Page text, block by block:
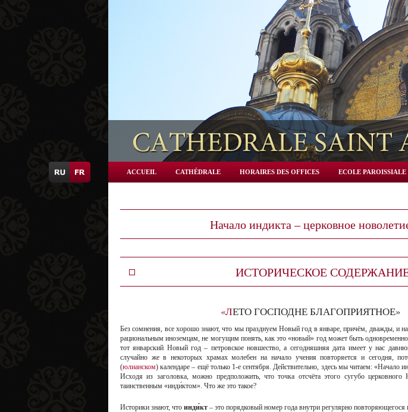
ACCUEIL CATHÉDRALE HORAIRES DES OFFICES ECOLE PAROISSIALE
Начало индикта – церковное
ИСТОРИЧЕСКОЕ
«ЛЕТО ГОСПОДНЕ БЛАГОПРИЯТНОЕ»
Без сомнения, все хорошо знают, что мы празднуем Новый год в январе, причём, дважды, и
рациональным иноземцам, не могущим понять, как это «новый» год может быть
тот январский Новый год – петровское новшество, а сегодняшняя дата имеет у нас
случайно же в некоторых храмах молебен на начало учения повторяется и сегодня,
(юлианском) календаре – ещё только 1-е сентября. Действительно, здесь мы читаем: «Начало
Исходя из заголовка, можно предположить, что точка отсчёта этого сугубо
таинственным «инди́ктом». Что же это такое?
Историки знают, что инди́кт – это порядковый номер года внутри регулярно повторяющегося